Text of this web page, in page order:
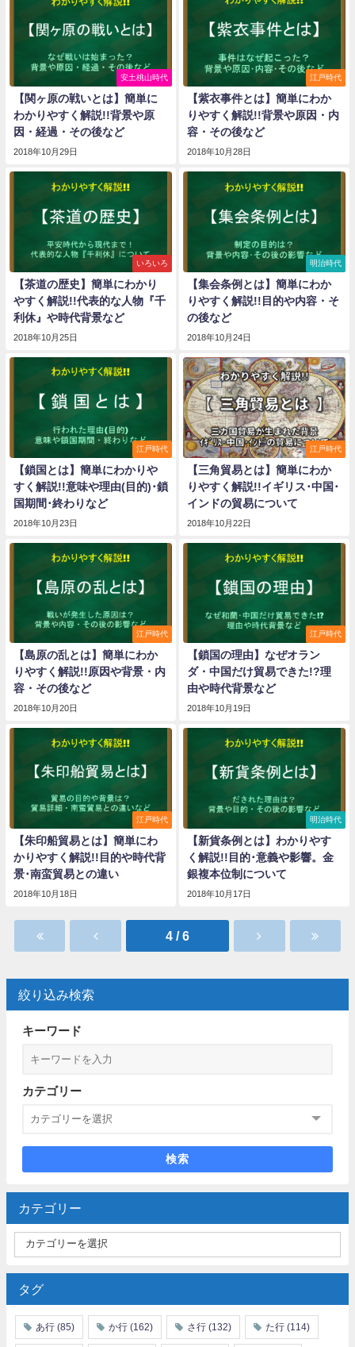
安土桃山時代
【関ヶ原の戦いとは】簡単に
わかりやすく解説!!背景や原
因・経過・その後など
2018年10月29日
江戸時代
【紫衣事件とは】簡単にわか
りやすく解説!!背景や原因・内
容・その後など
2018年10月28日
いろいろ
【茶道の歴史】簡単にわかり
やすく解説!!代表的な人物『千
利休』や時代背景など
2018年10月25日
明治時代
【集会条例とは】簡単にわか
りやすく解説!!目的や内容・そ
の後など
2018年10月24日
江戸時代
【鎖国とは】簡単にわかりや
すく解説!!意味や理由(目的)･鎖
国期間･終わりなど
2018年10月23日
江戸時代
【三角貿易とは】簡単にわか
りやすく解説!!イギリス･中国･
インドの貿易について
2018年10月22日
江戸時代
【島原の乱とは】簡単にわか
りやすく解説!!原因や背景・内
容・その後など
2018年10月20日
江戸時代
【鎖国の理由】なぜオラン
ダ・中国だけ貿易できた!?理
由や時代背景など
2018年10月19日
江戸時代
【朱印船貿易とは】簡単にわ
かりやすく解説!!目的や時代背
景･南蛮貿易との違い
2018年10月18日
明治時代
【新貨条例とは】わかりやす
く解説!!目的･意義や影響。金
銀複本位制について
2018年10月17日
4 / 6
絞り込み検索
キーワード
カテゴリー
検索
カテゴリー
タグ
あ行 (85) か行 (162) さ行 (132) た行 (114)